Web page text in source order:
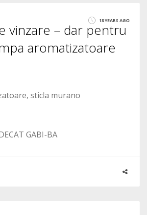
18 YEARS AGO
vinzare – dar pentru
aromatizatoare
sticla murano
GABI-BA